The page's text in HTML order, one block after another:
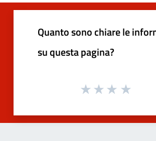
Quanto sono chiare le
su questa pagina?